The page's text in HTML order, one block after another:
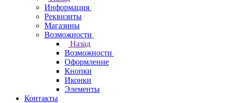
Информация
Реквизиты
Магазины
Возможности
Назад
Возможности
Оформление
Кнопки
Иконки
Элементы
Контакты